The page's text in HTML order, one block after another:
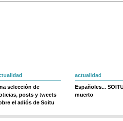
selección de
posts y tweets
el adiós de Soitu
actualidad
Españoles...
muerto